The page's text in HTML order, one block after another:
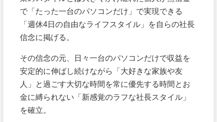
で「たった一台のパソコンだけ」で実現できる
「週休4日の自由なライフスタイル」を自らの社長
信念に掲げる。
その信念の元、日々一台のパソコンだけで収益を
安定的に伸ばし続けながら「大好きな家族や友
人」と過ごす大切な時間を常に優先する時間とお
金に縛られない「新感覚のラフな社長スタイル」
を確立。